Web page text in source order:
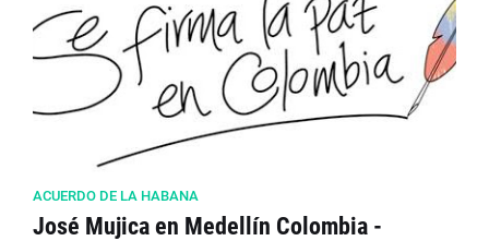
ACUERDO DE LA HABANA
José Mujica en Medellín Colombia -